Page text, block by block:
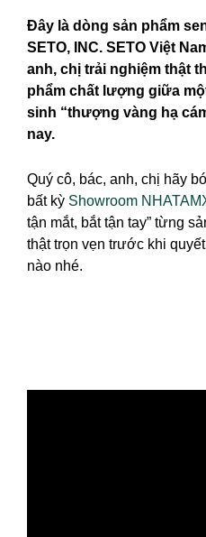
Đây là dòng sản phẩm
SETO, INC. SETO Việt
anh, chị trải nghiệm thật
phẩm chất lượng giữa
sinh “thượng vàng hạ
nay.
Quý cô, bác, anh, chị hãy
bất kỳ Showroom
tận mắt, bắt tận tay” từng
thật trọn vẹn trước khi
nào nhé.